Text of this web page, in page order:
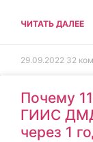
ЧИТАТЬ ДАЛЕЕ
29.09.2022 32
Почему
ГИИС
через 1